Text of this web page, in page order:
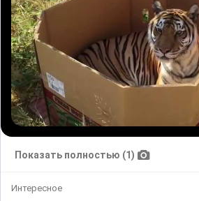
Показать полностью (1)
Интересное